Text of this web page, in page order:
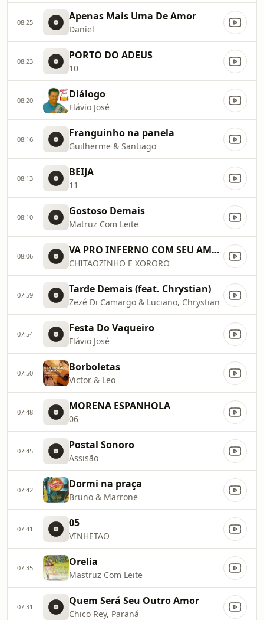
08:25 Apenas Mais Uma De Amor
Daniel
08:23 PORTO DO ADEUS
10
08:20 Diálogo
Flávio José
08:16 Franguinho na panela
Guilherme & Santiago
08:13 BEIJA
11
08:10 Gostoso Demais
Matruz Com Leite
08:06 VA PRO INFERNO COM SEU AMOR
CHITAOZINHO E XORORO
07:59 Tarde Demais (feat. Chrystian)
Zezé Di Camargo & Luciano, Chrystian
07:54 Festa Do Vaqueiro
Flávio José
07:50 Borboletas
Victor & Leo
07:48 MORENA ESPANHOLA
06
07:45 Postal Sonoro
Assisão
07:42 Dormi na praça
Bruno & Marrone
07:41 05
VINHETAO
07:35 Orelia
Mastruz Com Leite
07:31 Quem Será Seu Outro Amor
Chico Rey, Paraná